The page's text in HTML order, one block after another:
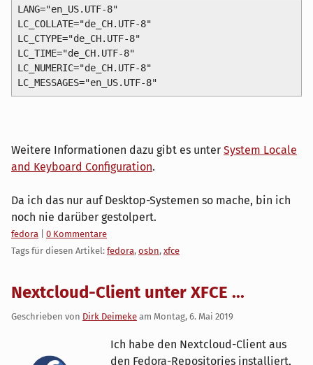
LANG="en_US.UTF-8"
LC_COLLATE="de_CH.UTF-8"
LC_CTYPE="de_CH.UTF-8"
LC_TIME="de_CH.UTF-8"
LC_NUMERIC="de_CH.UTF-8"
LC_MESSAGES="en_US.UTF-8"
Weitere Informationen dazu gibt es unter System Locale
and Keyboard Configuration.
Da ich das nur auf Desktop-Systemen so mache, bin ich
noch nie darüber gestolpert.
Kategorien:
fedora
0 Kommentare
Tags für diesen Artikel: fedora, osbn, xfce
Nextcloud-Client unter XFCE ...
Geschrieben von Dirk Deimeke am Montag, 6. Mai 2019
Ich habe den Nextcloud-Client aus
den Fedora-Repositories installiert,